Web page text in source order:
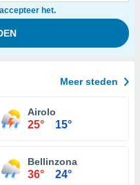
het.
Meer steden
Airolo
25° 15°
Bellinzona
36° 24°